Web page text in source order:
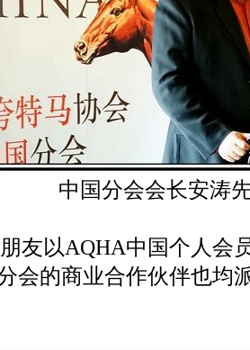
中国分会会长安涛
友以AQHA中国个人会
会的商业合作伙伴也均